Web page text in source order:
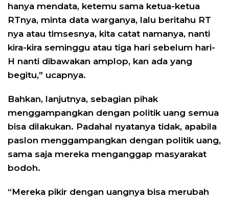
hanya mendata, ketemu sama ketua-ketua
RTnya, minta data warganya, lalu beritahu RT
nya atau timsesnya, kita catat namanya, nanti
kira-kira seminggu atau tiga hari sebelum hari-
H nanti dibawakan amplop, kan ada yang
begitu,” ucapnya.
Bahkan, lanjutnya, sebagian pihak
menggampangkan dengan politik uang semua
bisa dilakukan. Padahal nyatanya tidak, apabila
paslon menggampangkan dengan politik uang,
sama saja mereka menganggap masyarakat
bodoh.
“Mereka pikir dengan uangnya bisa merubah